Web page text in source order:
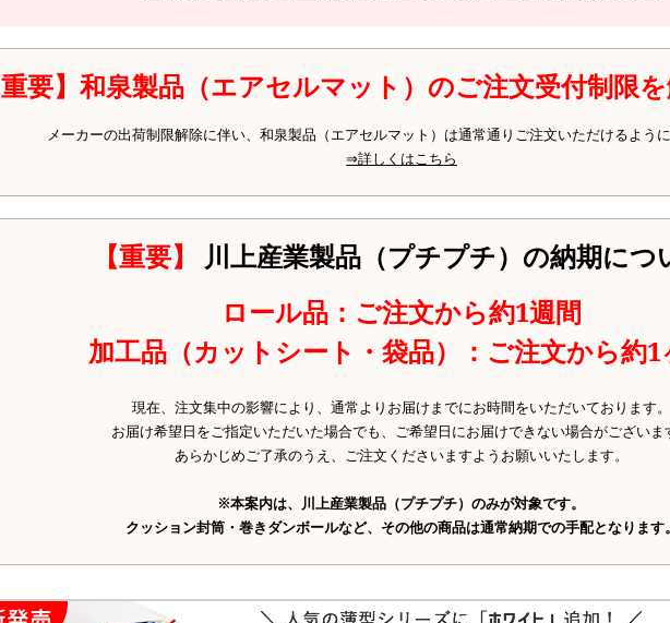
重要】和泉製品（エアセルマット）のご注文受付制限
メーカーの出荷制限解除に伴い、和泉製品（エアセルマット）は通常通りご注文いただけるように
⇒詳しくはこちら
【重要】
川上産業製品（プチプチ）の納期につ
ロール品：ご注文から約1週間
加工品（カットシート・袋品）：ご注文から約1
現在、注文集中の影響により、通常よりお届けまでにお時間をいただいております。
お届け希望日をご指定いただいた場合でも、ご希望日にお届けできない場合がございま
あらかじめご了承のうえ、ご注文くださいますようお願いいたします。
※本案内は、川上産業製品（プチプチ）のみが対象です。
クッション封筒・巻きダンボールなど、その他の商品は通常納期での手配となります。